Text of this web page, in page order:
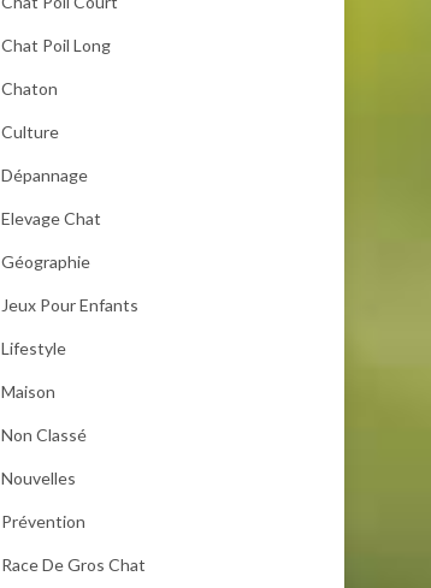
Chat Poil Long
Chaton
Culture
Dépannage
Elevage Chat
Géographie
Jeux Pour Enfants
Lifestyle
Maison
Non Classé
Nouvelles
Prévention
Race De Gros Chat